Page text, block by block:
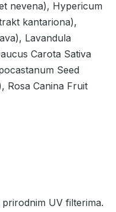
nevena), Hypericum
kantariona),
Lavandula
Carota Sativa
Seed
Rosa Canina Fruit
UV filterima.